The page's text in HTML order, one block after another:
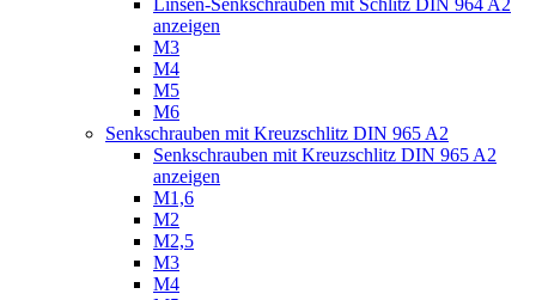
anzeigen
M3
M4
M5
M6
Senkschrauben mit Kreuzschlitz DIN 965 A2
Senkschrauben mit Kreuzschlitz DIN 965 A2
anzeigen
M1,6
M2
M2,5
M3
M4